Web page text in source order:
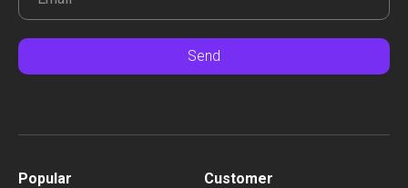
Send
Popular Customer